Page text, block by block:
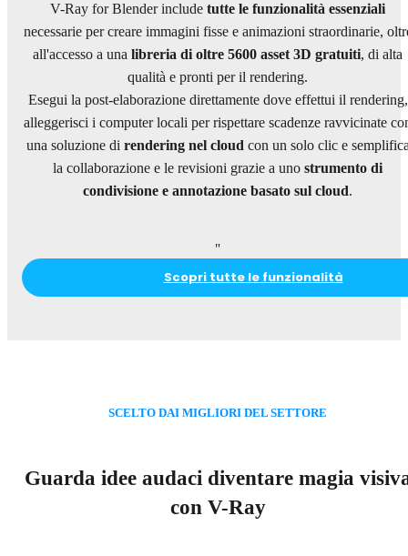
V-Ray for Blender include tutte le funzionalità essenziali
necessarie per creare immagini fisse e animazioni straordinarie,
all'accesso a una libreria di oltre 5600 asset 3D gratuiti, di alta
qualità e pronti per il rendering.
Esegui la post-elaborazione direttamente dove effettui il rendering,
alleggerisci i computer locali per rispettare scadenze ravvicinate
una soluzione di rendering nel cloudcon un solo clic e
la collaborazione e le revisioni grazie a uno strumento di
condivisione e annotazione basato sul cloud.
"
Scopri tutte le funzionalità
Guarda idee audaci diventare magia
con V-Ray
SCELTO DAI MIGLIORI DEL SETTORE